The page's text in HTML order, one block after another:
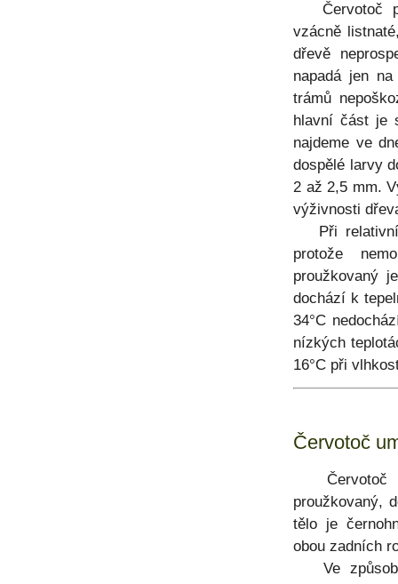
Červotoč
vzácně
dřevě
napadá jen
trámů
hlavní část je
najdeme ve
dospělé larvy
2 až 2,5 mm.
výživnosti
Při relativní
protože
proužkovaný
dochází k
34°C
nízkých
16°C při
Červotoč
Červotoč
proužkovaný,
tělo je
obou zadních
Ve